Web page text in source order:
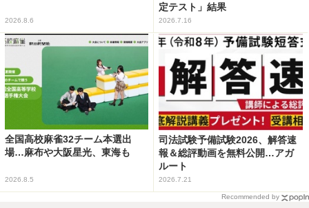
2026.8.6
定テスト」結果
2026.7.16
全国高校麻雀32チーム本選出
場…麻布や大阪星光、東海も
2026.8.5
司法試験予備試験2026、解答速
報＆総評動画を無料公開…アガ
ルート
2026.7.21
Recommended by